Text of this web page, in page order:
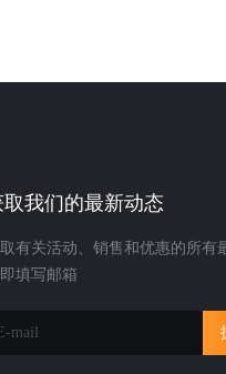
取我们的最新动态
有关活动、销售和优惠的所有
填写邮箱